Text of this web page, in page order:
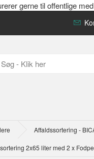
gerne til offentlige
Affaldssortering -
2x65 liter med 2 x